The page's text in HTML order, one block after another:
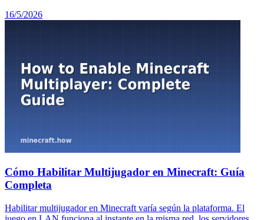
16/5/2026
Cómo Habilitar Multijugador en Minecraft: Guía
Completa
Habilitar multijugador en Minecraft varía según la plataforma. El